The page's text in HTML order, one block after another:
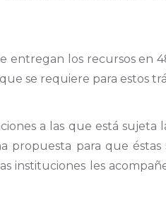
entregan los recursos en
se requiere para estos
a las que está sujeta
propuesta para que éstas
instituciones les